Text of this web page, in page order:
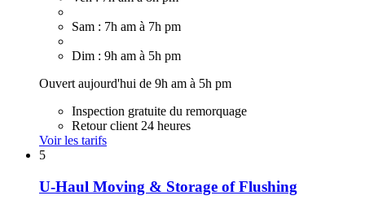
Sam : 7h am à 7h pm
Dim : 9h am à 5h pm
Ouvert aujourd'hui de 9h am à 5h pm
Inspection gratuite du remorquage
Retour client 24 heures
Voir les tarifs
5
U-Haul Moving & Storage of Flushing